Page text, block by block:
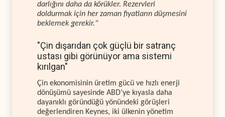
darlığını daha da körükler. Rezervleri
doldurmak için her zaman fiyatların düşmesini
beklemek gerekir."
"Çin dışarıdan çok güçlü bir satranç
ustası gibi görünüyor ama sistemi
kırılgan"
Çin ekonomisinin üretim gücü ve hızlı enerji
dönüşümü sayesinde ABD’ye kıyasla daha
dayanıklı göründüğü yönündeki görüşleri
değerlendiren Keynes, iki ülkenin yönetim